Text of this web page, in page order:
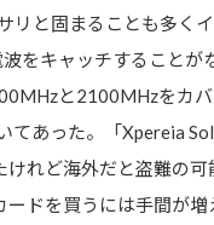
リと固まることも多く
をキャッチすることが
と2100MHzをカ
あった。「Xpereia
れど海外だと盗難の
ドを買うには手間が増